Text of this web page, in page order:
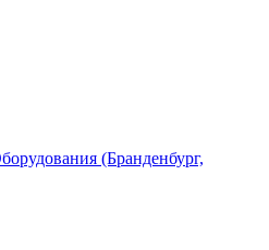
(Бранденбург,